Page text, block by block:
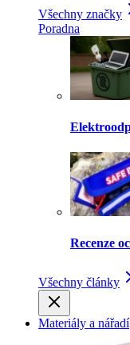
Všechny značky
Poradna
Recenze
Všechny články
Materiály a nářadí